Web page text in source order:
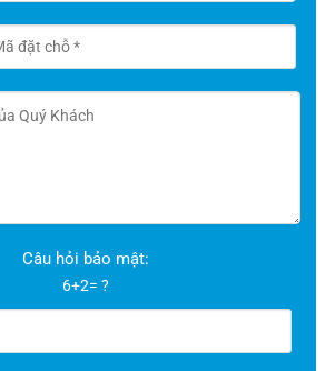
Câu hỏi bảo mật:
6+2= ?